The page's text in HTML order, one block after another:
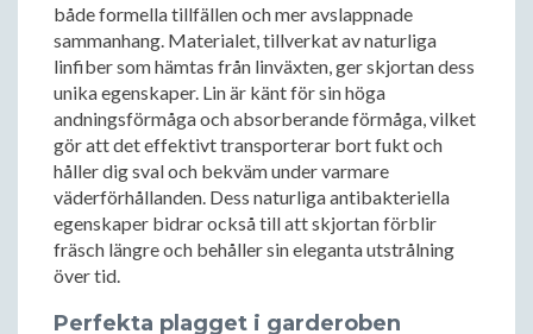
både formella tillfällen och mer avslappnade
sammanhang. Materialet, tillverkat av naturliga
linfiber som hämtas från linväxten, ger skjortan dess
unika egenskaper. Lin är känt för sin höga
andningsförmåga och absorberande förmåga, vilket
gör att det effektivt transporterar bort fukt och
håller dig sval och bekväm under varmare
väderförhållanden. Dess naturliga antibakteriella
egenskaper bidrar också till att skjortan förblir
fräsch längre och behåller sin eleganta utstrålning
över tid.
Perfekta plagget i garderoben